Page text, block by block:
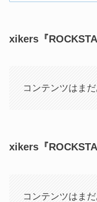
xikers『
コンテンツはまだ
xikers『
コンテンツはまだ